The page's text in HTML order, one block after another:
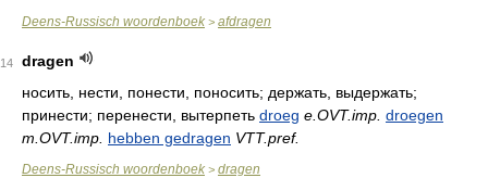
Deens-Russisch woordenboek > afdragen
14
dragen
носить, нести, понести, поносить; держать, выдержать;
принести; перенести, вытерпеть droeg e.OVT.imp. droegen
m.OVT.imp. hebben gedragen VTT.pref.
Deens-Russisch woordenboek > dragen